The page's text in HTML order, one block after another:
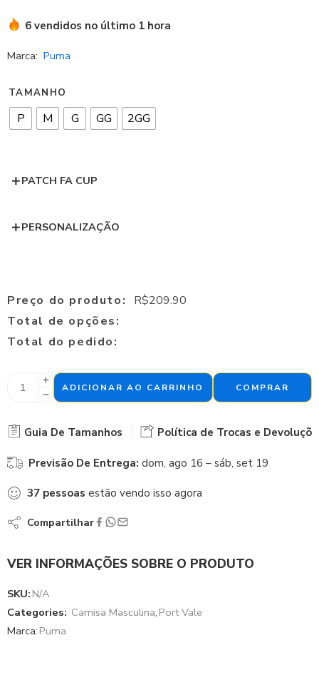
6 vendidos no último 1 hora
Marca: Puma
TAMANHO
P M G GG 2GG
PATCH FA CUP
PERSONALIZAÇÃO
Preço do produto: R$209.90
Total de opções:
Total do pedido:
ADICIONAR AO CARRINHO COMPRAR
Guia De Tamanhos Política de Trocas e
Previsão De Entrega: dom, ago 16 – sáb, set 19
37 pessoas estão vendo isso agora
Compartilhar
VER INFORMAÇÕES SOBRE O PRODUTO
SKU: N/A
Categories: Camisa Masculina, Port Vale
Marca: Puma